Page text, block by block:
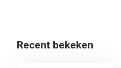
Recent bekeken